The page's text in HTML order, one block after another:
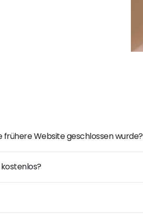
Website geschlossen wurde?